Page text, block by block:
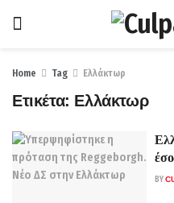
Home Tag Ελλάκτωρ
Ετικέτα: Ελλάκτωρ
BY